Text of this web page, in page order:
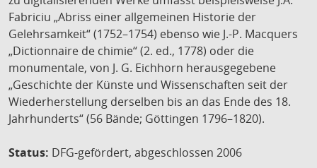
Fabriciu „Abriss einer allgemeinen Historie der
Gelehrsamkeit“ (1752–1754) ebenso wie J.-P. Macquers
„Dictionnaire de chimie“ (2. ed., 1778) oder die
monumentale, von J. G. Eichhorn herausgegebene
„Geschichte der Künste und Wissenschaften seit der
Wiederherstellung derselben bis an das Ende des 18.
Jahrhunderts“ (56 Bände; Göttingen 1796–1820).
Status: DFG-gefördert, abgeschlossen 2006